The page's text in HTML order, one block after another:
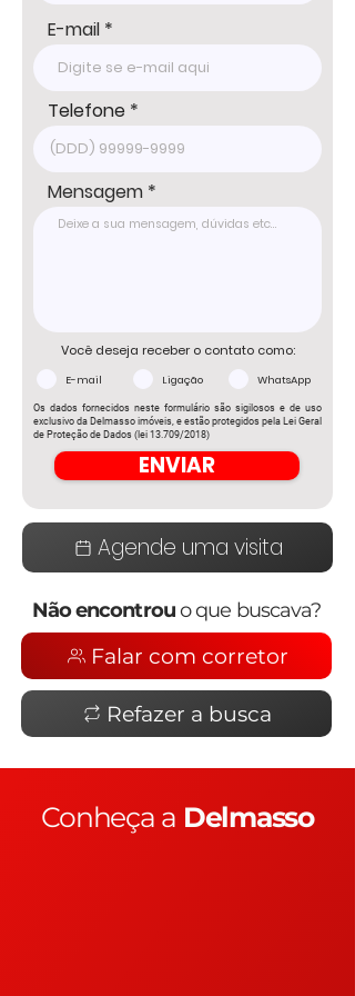
E-mail
Telefone
Mensagem
Você deseja receber o contato como:
E-mail Ligação WhatsApp
Os dados fornecidos neste formulário são sigilosos e de uso
exclusivo da Delmasso imóveis, e estão protegidos pela Lei Geral
de Proteção de Dados (lei 13.709/2018)
ENVIAR
Agende uma visita
Não encontrouo que buscava?
Falar com corretor
Refazer a busca
Conheça a Delmasso